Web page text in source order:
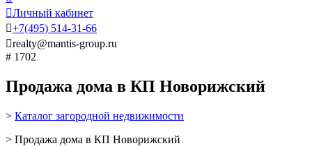
Личный кабинет
+7(495) 514-31-66
realty@mantis-group.ru
# 1702
Продажа дома в КП Новорижский
> Каталог загородной недвижимости
> Продажа дома в КП Новорижский